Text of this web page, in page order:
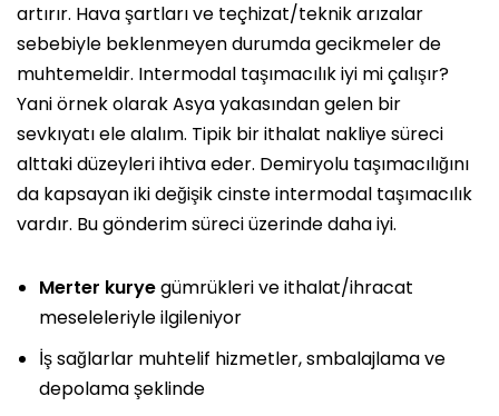
artırır. Hava şartları ve teçhizat/teknik arızalar
sebebiyle beklenmeyen durumda gecikmeler de
muhtemeldir. Intermodal taşımacılık iyi mi çalışır?
Yani örnek olarak Asya yakasından gelen bir
sevkıyatı ele alalım. Tipik bir ithalat nakliye süreci
alttaki düzeyleri ihtiva eder. Demiryolu taşımacılığını
da kapsayan iki değişik cinste intermodal taşımacılık
vardır. Bu gönderim süreci üzerinde daha iyi.
Merter kuryegümrükleri ve ithalat/ihracat
meseleleriyle ilgileniyor
İş sağlarlar muhtelif hizmetler, smbalajlama ve
depolama şeklinde